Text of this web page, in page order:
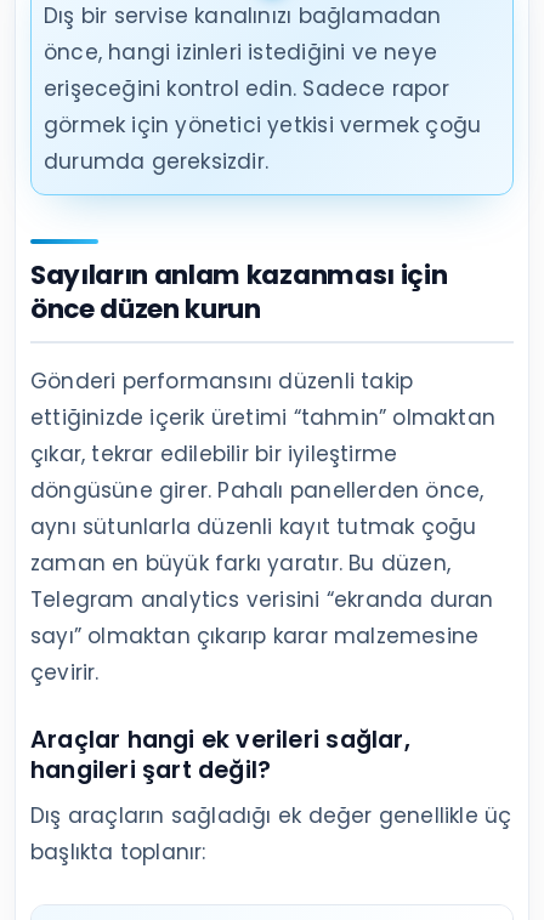
Dış bir servise kanalınızı bağlamadan
önce, hangi izinleri istediğini ve neye
erişeceğini kontrol edin. Sadece rapor
görmek için yönetici yetkisi vermek çoğu
durumda gereksizdir.
Sayıların anlam kazanması için
önce düzen kurun
Gönderi performansını düzenli takip
ettiğinizde içerik üretimi “tahmin” olmaktan
çıkar, tekrar edilebilir bir iyileştirme
döngüsüne girer. Pahalı panellerden önce,
aynı sütunlarla düzenli kayıt tutmak çoğu
zaman en büyük farkı yaratır. Bu düzen,
Telegram analytics verisini “ekranda duran
sayı” olmaktan çıkarıp karar malzemesine
çevirir.
Araçlar hangi ek verileri sağlar,
hangileri şart değil?
Dış araçların sağladığı ek değer genellikle üç
başlıkta toplanır: